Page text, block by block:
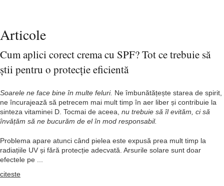
Articole
Cum aplici corect crema cu SPF? Tot ce trebuie să
știi pentru o protecție eficientă
Soarele ne face bine în multe feluri. Ne îmbunătățește starea de spirit,
ne încurajează să petrecem mai mult timp în aer liber și contribuie la
sinteza vitaminei D. Tocmai de aceea, nu trebuie să îl evităm, ci să
învățăm să ne bucurăm de el în mod responsabil.
Problema apare atunci când pielea este expusă prea mult timp la
radiațiile UV și fără protecție adecvată. Arsurile solare sunt doar
efectele pe ...
citeste